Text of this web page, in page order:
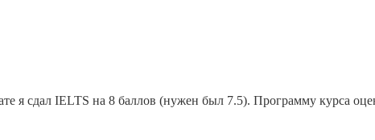
я сдал IELTS на 8 баллов (нужен был 7.5). Программу курса